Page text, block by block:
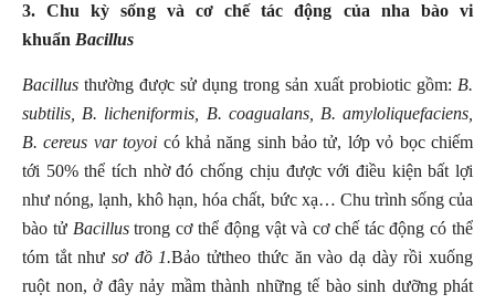
3. Chu kỳ sống và cơ chế tác động của nha bào vi
khuẩn Bacillus
Bacillus thường được sử dụng trong sản xuất probiotic gồm: B.
subtilis, B. licheniformis, B. coagualans, B. amyloliquefaciens,
B. cereus var toyoi có khả năng sinh bảo tử, lớp vỏ bọc chiếm
tới 50% thể tích nhờ đó chống chịu được với điều kiện bất lợi
như nóng, lạnh, khô hạn, hóa chất, bức xạ… Chu trình sống của
bào tử Bacillustrong cơ thể động vật và cơ chế tác động có thể
tóm tắt nhưsơ đồ 1.Bảo tửtheo thức ăn vào dạ dày rồi xuống
ruột non, ở đây nảy mầm thành những tế bào sinh dưỡng phát